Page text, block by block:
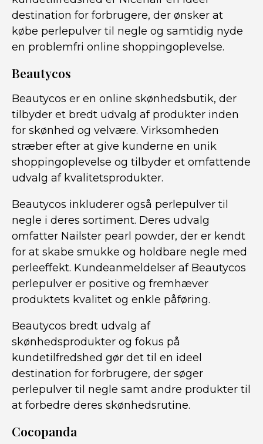
destination for forbrugere, der ønsker at
købe perlepulver til negle og samtidig nyde
en problemfri online shoppingoplevelse.
Beautycos
Beautycos er en online skønhedsbutik, der
tilbyder et bredt udvalg af produkter inden
for skønhed og velvære. Virksomheden
stræber efter at give kunderne en unik
shoppingoplevelse og tilbyder et omfattende
udvalg af kvalitetsprodukter.
Beautycos inkluderer også perlepulver til
negle i deres sortiment. Deres udvalg
omfatter Nailster pearl powder, der er kendt
for at skabe smukke og holdbare negle med
perleeffekt. Kundeanmeldelser af Beautycos
perlepulver er positive og fremhæver
produktets kvalitet og enkle påføring.
Beautycos bredt udvalg af
skønhedsprodukter og fokus på
kundetilfredshed gør det til en ideel
destination for forbrugere, der søger
perlepulver til negle samt andre produkter til
at forbedre deres skønhedsrutine.
Cocopanda